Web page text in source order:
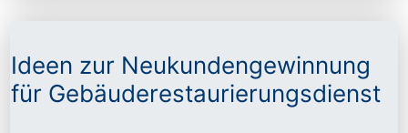
Ideen zur Neukundengewinnung
für Gebäuderestaurierungsdienst